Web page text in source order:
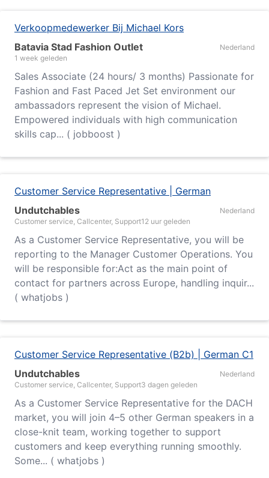
Verkoopmedewerker Bij Michael Kors
Batavia Stad Fashion Outlet
Nederland
1 week geleden
Sales Associate (24 hours/ 3 months) Passionate for
Fashion and Fast Paced Jet Set environment our
ambassadors represent the vision of Michael.
Empowered individuals with high communication
skills cap... ( jobboost )
Customer Service Representative | German
Undutchables
Nederland
Customer service, Callcenter, Support12 uur geleden
As a Customer Service Representative, you will be
reporting to the Manager Customer Operations. You
will be responsible for:Act as the main point of
contact for partners across Europe, handling inquir...
( whatjobs )
Customer Service Representative (B2b) | German C1
Undutchables
Nederland
Customer service, Callcenter, Support3 dagen geleden
As a Customer Service Representative for the DACH
market, you will join 4–5 other German speakers in a
close-knit team, working together to support
customers and keep everything running smoothly.
Some... ( whatjobs )